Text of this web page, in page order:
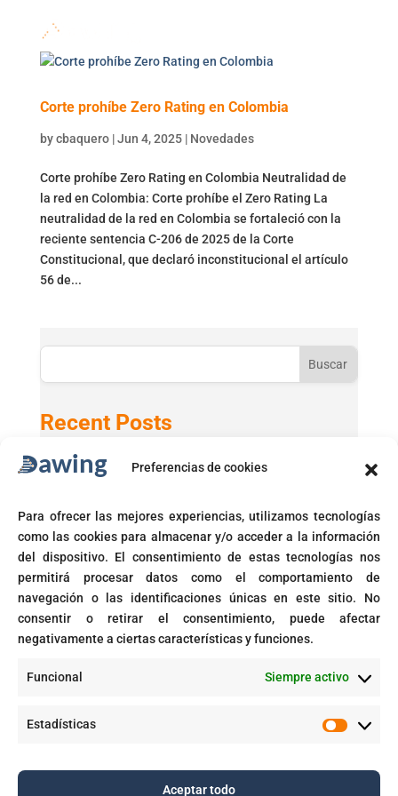
Preferencias de cookies
Para ofrecer las mejores experiencias, utilizamos tecnologías
como las cookies para almacenar y/o acceder a la información
del dispositivo. El consentimiento de estas tecnologías nos
permitirá procesar datos como el comportamiento de
navegación o las identificaciones únicas en este sitio. No
consentir o retirar el consentimiento, puede afectar
negativamente a ciertas características y funciones.
Funcional Siempre activo
Estadísticas
Aceptar todo
Corte prohíbe Zero Rating en Colombia
bycbaquero|Jun 4, 2025| Novedades
Corte prohíbe Zero Rating en Colombia Neutralidad de
la red en Colombia: Corte prohíbe el Zero Rating La
neutralidad de la red en Colombia se fortaleció con la
reciente sentencia C-206 de 2025 de la Corte
Constitucional, que declaró inconstitucional el artículo
56 de...
Buscar
Recent Posts
Active Directory 2025 con Windows 11 24H2
Microsoft activará automáticamente políticas de acceso
condicional
Fin del soporte para Windows 10
Corte prohíbe Zero Rating en Colombia
Recent Comments
GPT-5 en Microsoft 365 Copilot - Dawingen
Copyright © 2025. Todos los derechos reservados |